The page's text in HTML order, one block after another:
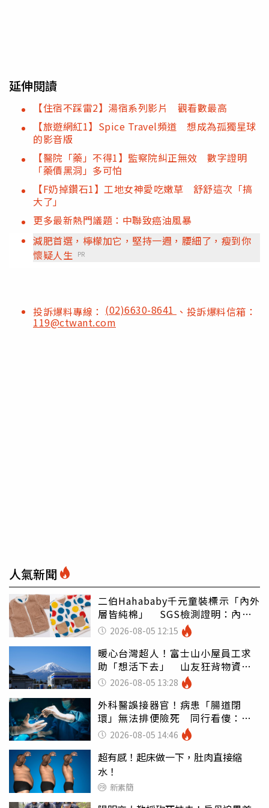
延伸閱讀
【住宿不踩雷2】湯宿系列影片 觀看數最高
【旅遊網紅1】Spice Travel頻道 想成為孤獨星球
的影音版
【醫院「藥」不得1】監察院糾正無效 數字證明
「藥價黑洞」多可怕
【F奶掉鑽石1】工地女神愛吃嫩草 舒舒這次「搞
大了」
更多最新熱門議題：中聯致癌油風暴
減肥首選，檸檬加它，堅持一週，腰細了，瘦到你
懷疑人生 PR
投訴爆料專線： (02)6630-8641 、投訴爆料信箱：
119@ctwant.com
人氣新聞
二伯Hahababy千元童裝標示「內外
層皆純棉」 SGS檢測證明：內裡
100%聚酯纖維
2026-08-05 12:15
暖心台灣超人！富士山小屋員工求
助「想活下去」 山友狂背物資上
山：台灣真的是寶島
2026-08-05 13:28
外科醫誤接器官！病患「腸道閉
環」無法排便險死 同行看傻：糟
糕至極
2026-08-05 14:46
超有感！起床做一下，肚肉直接縮
水！
新素簡